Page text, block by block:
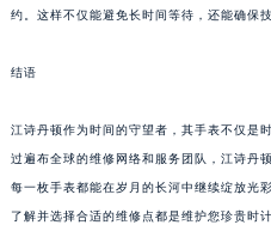
约。这样不仅能避免长时间等待，还能确保
结语
江诗丹顿作为时间的守望者，其手表不仅是
过遍布全球的维修网络和服务团队，江诗丹
每一枚手表都能在岁月的长河中继续绽放光
了解并选择合适的维修点都是维护您珍贵时